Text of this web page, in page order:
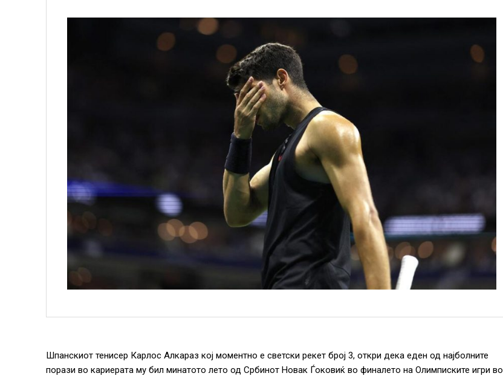
Шпанскиот тенисер Карлос Алкараз кој моментно e светски рекет број 3, откри дека еден од најболните
порази во кариерата му бил минатото лето од Србинот Новак Ѓоковиќ во финалето на Олимписките игри во